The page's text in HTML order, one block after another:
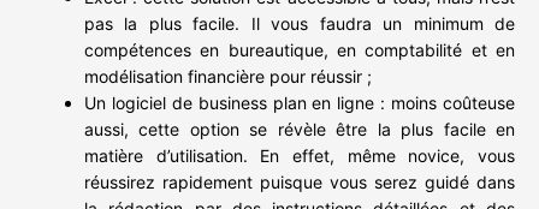
pas la plus facile. Il vous faudra un minimum de
compétences en bureautique, en comptabilité et en
modélisation financière pour réussir ;
Un logiciel de business plan en ligne : moins coûteuse
aussi, cette option se révèle être la plus facile en
matière d’utilisation. En effet, même novice, vous
réussirez rapidement puisque vous serez guidé dans